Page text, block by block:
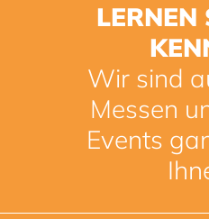
LERNEN
Wir sind
Messen
Events